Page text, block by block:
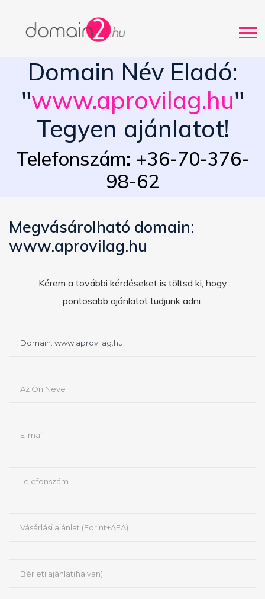
Domain Név Eladó:
"www.aprovilag.hu"
Tegyen ajánlatot!
Telefonszám: +36-70-376-
98-62
Megvásárolható domain:
www.aprovilag.hu
Kérem a további kérdéseket is töltsd ki, hogy
pontosabb ajánlatot tudjunk adni.